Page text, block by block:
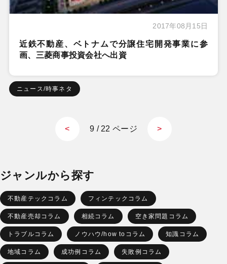
2017年08月15日
近鉄不動産、ベトナムで分譲住宅開発事業に参
画、三菱商事投資会社へ出資
ニュース/時事ネタ
< 9 / 22 ページ >
ジャンルから探す
不動産テックコラム フィンテックコラム
不動産売却コラム 相続コラム 空き家問題コラム
トラブルコラム ノウハウ/how toコラム 知識コラム
地域コラム 成功例コラム 失敗例コラム